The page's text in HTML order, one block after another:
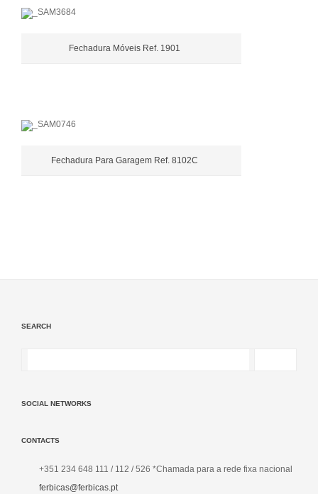
Fechadura Móveis Ref. 1901
Fechadura Para Garagem Ref. 8102C
SEARCH
SOCIAL NETWORKS
CONTACTS
+351 234 648 111 / 112 / 526 *Chamada para a rede fixa nacional
ferbicas@ferbicas.pt